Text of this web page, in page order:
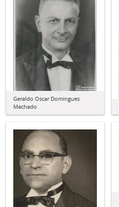
Geraldo Oscar Domingues
Machado